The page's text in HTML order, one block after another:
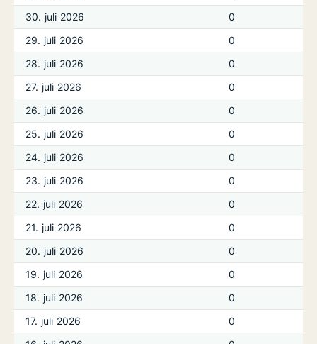
30. juli 2026
0
29. juli 2026
0
28. juli 2026
0
27. juli 2026
0
26. juli 2026
0
25. juli 2026
0
24. juli 2026
0
23. juli 2026
0
22. juli 2026
0
21. juli 2026
0
20. juli 2026
0
19. juli 2026
0
18. juli 2026
0
17. juli 2026
0